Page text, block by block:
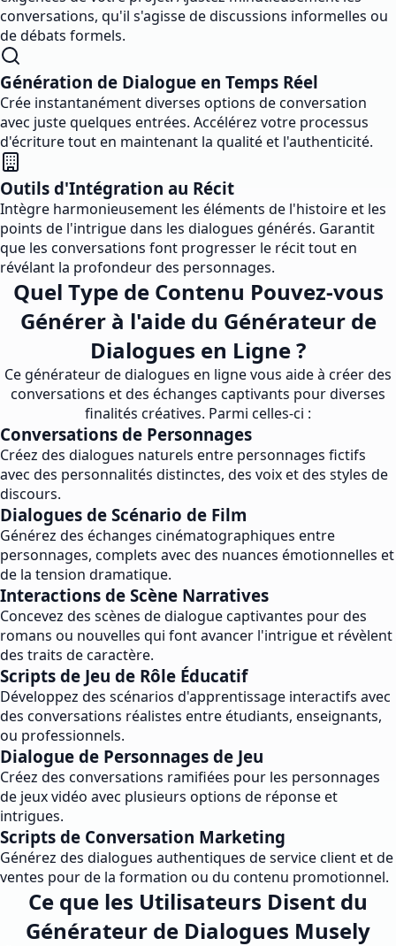
conversations, qu'il s'agisse de discussions informelles ou
de débats formels.
Génération de Dialogue en Temps Réel
Crée instantanément diverses options de conversation
avec juste quelques entrées. Accélérez votre processus
d'écriture tout en maintenant la qualité et l'authenticité.
Outils d'Intégration au Récit
Intègre harmonieusement les éléments de l'histoire et les
points de l'intrigue dans les dialogues générés. Garantit
que les conversations font progresser le récit tout en
révélant la profondeur des personnages.
Quel Type de Contenu Pouvez-vous
Générer à l'aide du Générateur de
Dialogues en Ligne ?
Ce générateur de dialogues en ligne vous aide à créer des
conversations et des échanges captivants pour diverses
finalités créatives. Parmi celles-ci :
Conversations de Personnages
Créez des dialogues naturels entre personnages fictifs
avec des personnalités distinctes, des voix et des styles de
discours.
Dialogues de Scénario de Film
Générez des échanges cinématographiques entre
personnages, complets avec des nuances émotionnelles et
de la tension dramatique.
Interactions de Scène Narratives
Concevez des scènes de dialogue captivantes pour des
romans ou nouvelles qui font avancer l'intrigue et révèlent
des traits de caractère.
Scripts de Jeu de Rôle Éducatif
Développez des scénarios d'apprentissage interactifs avec
des conversations réalistes entre étudiants, enseignants,
ou professionnels.
Dialogue de Personnages de Jeu
Créez des conversations ramifiées pour les personnages
de jeux vidéo avec plusieurs options de réponse et
intrigues.
Scripts de Conversation Marketing
Générez des dialogues authentiques de service client et de
ventes pour de la formation ou du contenu promotionnel.
Ce que les Utilisateurs Disent du
Générateur de Dialogues Musely